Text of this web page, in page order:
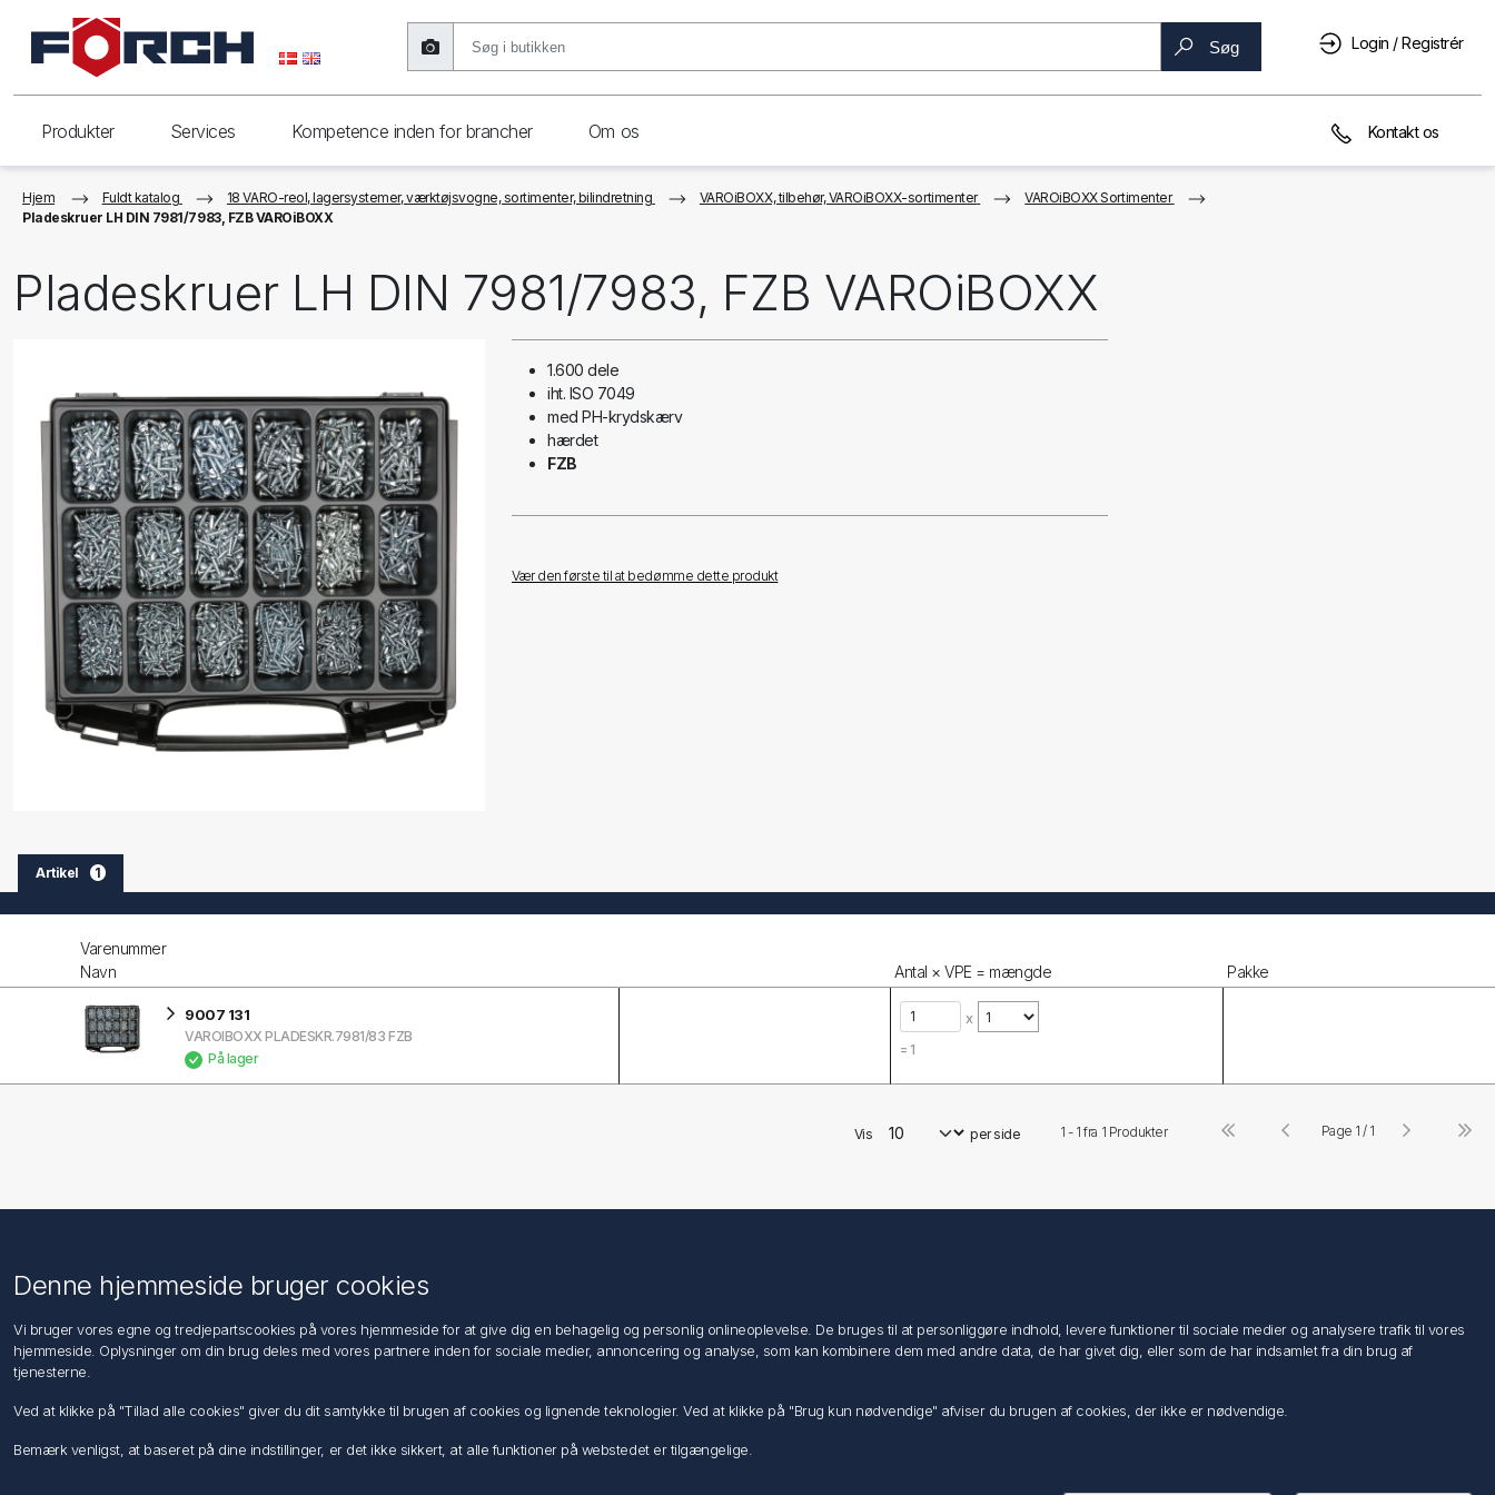
Søg Login / Registrér
Produkter Services Kompetence inden for brancher Om os Kontakt os
Hjem Fuldt katalog 18 VARO-reol, lagersystemer, værktøjsvogne, sortimenter, bilindretning VAROiBOXX, tilbehør, VAROiBOXX-sortimenter
VAROiBOXX Sortimenter
Pladeskruer LH DIN 7981/7983, FZB VAROiBOXX
Pladeskruer LH DIN 7981/7983, FZB VAROiBOXX
1.600 dele
iht. ISO 7049
med PH-krydskærv
hærdet
FZB
Vær den første til at bedømme dette produkt
Artikel 1
Varenummer
Navn
Antal × VPE = mængde Pakke
9007 131
VAROIBOXX PLADESKR.7981/83 FZB
På lager
x
= 1
Vis per side 1 - 1 fra 1 Produkter Page 1 / 1
Information
Salgs- og leveringsbetingelser
Privatlivspolitik
Om os
Kundeservice
Ordrer
Denne hjemmeside bruger cookies
Vi bruger vores egne og tredjepartscookies på vores hjemmeside for at give dig en behagelig og personlig onlineoplevelse. De bruges til at personliggøre indhold, levere funktioner til sociale medier og analysere trafik til vores
hjemmeside. Oplysninger om din brug deles med vores partnere inden for sociale medier, annoncering og analyse, som kan kombinere dem med andre data, de har givet dig, eller som de har indsamlet fra din brug af
tjenesterne.
Ved at klikke på "Tillad alle cookies" giver du dit samtykke til brugen af cookies og lignende teknologier. Ved at klikke på "Brug kun nødvendige" afviser du brugen af cookies, der ikke er nødvendige.
Bemærk venligst, at baseret på dine indstillinger, er det ikke sikkert, at alle funktioner på webstedet er tilgængelige.